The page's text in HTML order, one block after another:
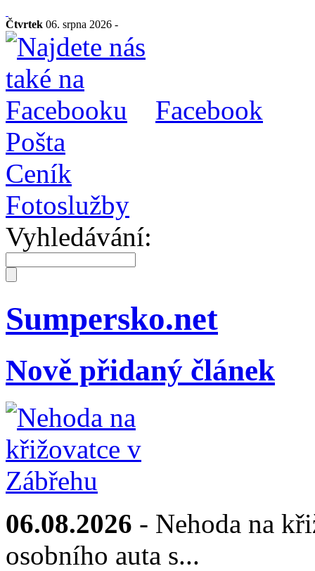
Čtvrtek 06. srpna 2026 -
Facebook
Pošta
Ceník
Fotoslužby
Vyhledávání:
Sumpersko.net
Nově přidaný článek
06.08.2026 - Nehoda na
osobního auta s...